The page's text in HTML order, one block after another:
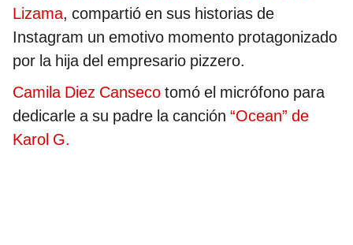
Lizama, compartió en sus historias de
Instagram un emotivo momento protagonizado
por la hija del empresario pizzero.
Camila Diez Canseco tomó el micrófono para
dedicarle a su padre la canción “Ocean” de
Karol G.